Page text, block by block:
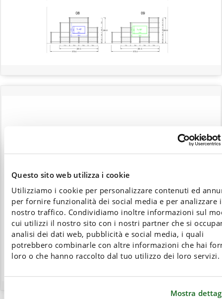
Questo sito web utilizza i cookie
Utilizziamo i cookie per personalizzare contenuti ed
per fornire funzionalità dei social media e per analizzare
nostro traffico. Condividiamo inoltre informazioni sul
cui utilizzi il nostro sito con i nostri partner che si
analisi dei dati web, pubblicità e social media, i quali
potrebbero combinarle con altre informazioni che hai
loro o che hanno raccolto dal tuo utilizzo dei loro servizi.
Mostra
DESIDERI MAGGIORI
INFORMAZIONI?
CHIEDI
PREVENTIVO!